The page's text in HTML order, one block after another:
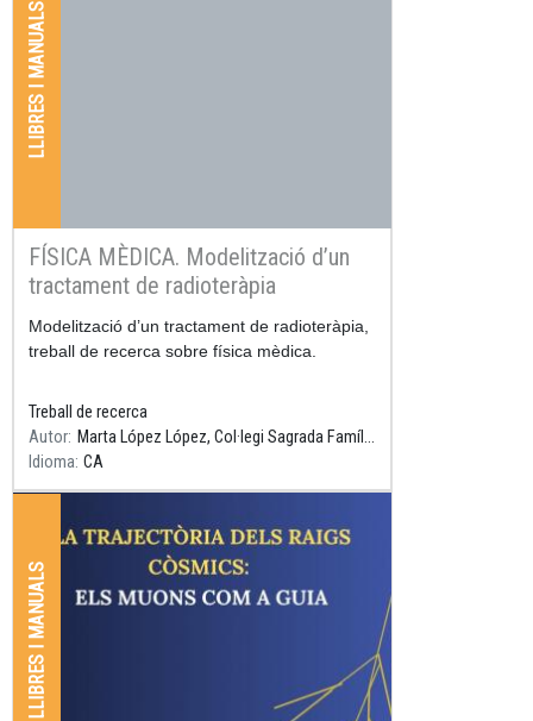
LLIBRES I MANUALS
FÍSICA MÈDICA. Modelització d’un
tractament de radioteràpia
Resum
Modelització d’un tractament de radioteràpia,
treball de recerca sobre física mèdica.
Treball de recerca
Autor
Marta López López, Col·legi Sagrada Família Gavà, Tutor: Daniel Parcerisas
Idioma CA
LLIBRES I MANUALS